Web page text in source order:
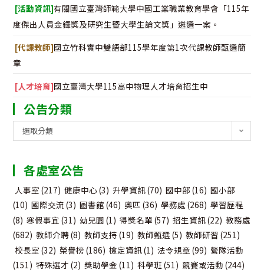
[活動資訊]有關國立臺灣師範大學中國工業職業教育學會「115年
度傑出人員金鐸獎及研究生暨大學生論文獎」遴選一案。
[代課教師]國立竹科實中雙語部115學年度第1次代課教師甄選簡
章
[人才培育]國立臺灣大學115高中物理人才培育招生中
公告分類
告
類
選取分類
各處室公告
人事室 (217) 健康中心(3) 升學資訊(70) 國中部 (16) 國小部
(10) 國際交流 (3) 圖書館 (46) 奧匹 (36) 學務處 (268) 學習歷程
(8) 寒假事宜 (31) 幼兒園 (1) 得獎名單 (57) 招生資訊(22) 教務處
(682) 教師介聘(8) 教師支持 (19) 教師甄選 (5) 教師研習 (251)
校長室 (32) 榮譽榜 (186) 檢定資訊(1) 法令規章 (99) 營隊活動
(151) 特殊選才 (2) 獎助學金 (11) 科學班(51) 競賽或活動 (244)